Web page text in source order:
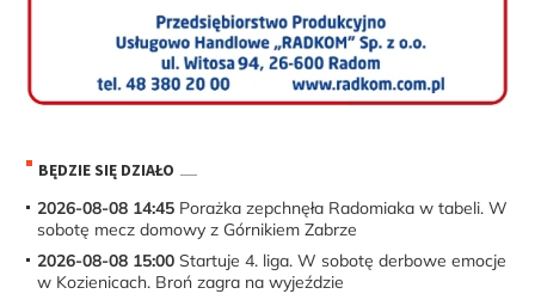
BĘDZIE SIĘ DZIAŁO
2026-08-08 14:45 Porażka zepchnęła Radomiaka w tabeli. W
sobotę mecz domowy z Górnikiem Zabrze
2026-08-08 15:00 Startuje 4. liga. W sobotę derbowe emocje
w Kozienicach. Broń zagra na wyjeździe